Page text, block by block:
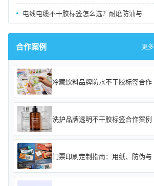
电线电缆不干胶标签怎么选？耐磨防油与
合作案例 更多
冷藏饮料品牌防水不干胶标签合作
洗护品牌透明不干胶标签合作案例
门票印刷定制指南：用纸、防伪与